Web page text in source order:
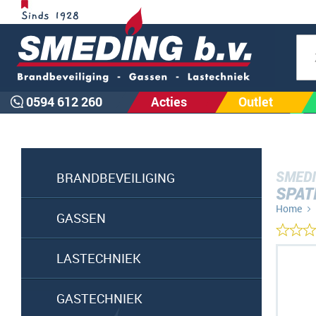
0594 612 260 Acties Outlet
BRANDBEVEILIGING
GASSEN
LASTECHNIEK
GASTECHNIEK
Home
Ga